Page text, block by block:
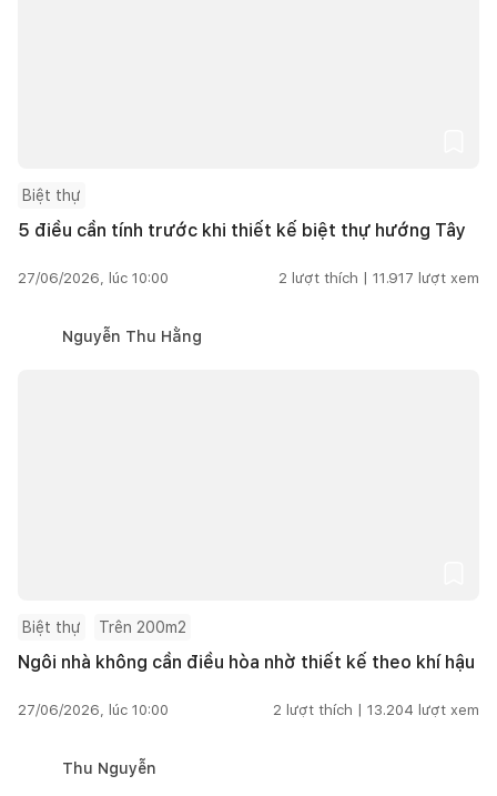
Biệt thự
5 điều cần tính trước khi thiết kế biệt thự hướng Tây
27/06/2026, lúc 10:00 2 lượt thích | 11.917 lượt xem
Nguyễn Thu Hằng
Biệt thự Trên 200m2
Ngôi nhà không cần điều hòa nhờ thiết kế theo khí hậu
27/06/2026, lúc 10:00 2 lượt thích | 13.204 lượt xem
Thu Nguyễn